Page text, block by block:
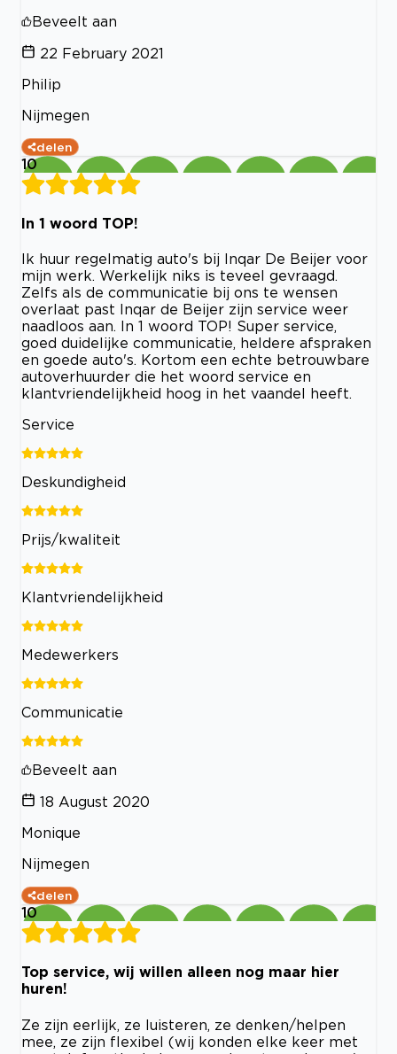
Beveelt aan
22 February 2021
Philip
Nijmegen
delen
10
In 1 woord TOP!
Ik huur regelmatig auto's bij Inqar De Beijer voor
mijn werk. Werkelijk niks is teveel gevraagd.
Zelfs als de communicatie bij ons te wensen
overlaat past Inqar de Beijer zijn service weer
naadloos aan. In 1 woord TOP! Super service,
goed duidelijke communicatie, heldere afspraken
en goede auto's. Kortom een echte betrouwbare
autoverhuurder die het woord service en
klantvriendelijkheid hoog in het vaandel heeft.
Service
Deskundigheid
Prijs/kwaliteit
Klantvriendelijkheid
Medewerkers
Communicatie
Beveelt aan
18 August 2020
Monique
Nijmegen
delen
10
Top service, wij willen alleen nog maar hier
huren!
Ze zijn eerlijk, ze luisteren, ze denken/helpen
mee, ze zijn flexibel (wij konden elke keer met